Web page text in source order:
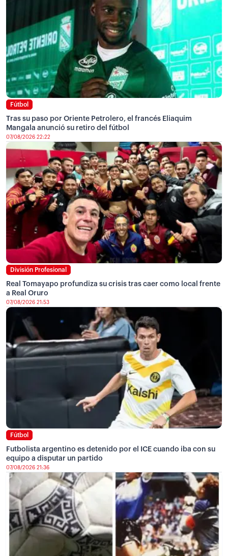
Fútbol
Tras su paso por Oriente Petrolero, el francés Eliaquim
Mangala anunció su retiro del fútbol
07/08/2026 22:22
División Profesional
Real Tomayapo profundiza su crisis tras caer como local frente
a Real Oruro
07/08/2026 21:53
Fútbol
Futbolista argentino es detenido por el ICE cuando iba con su
equipo a disputar un partido
07/08/2026 21:36